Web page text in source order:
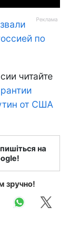
по
читайте
от США
на
зручно!